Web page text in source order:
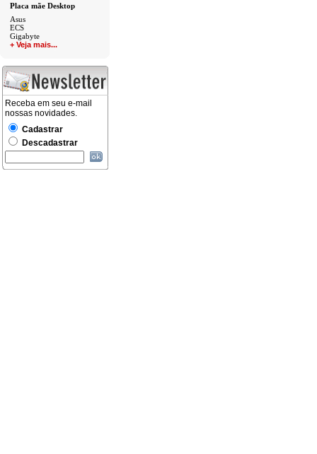
Placa mãe Desktop
Asus
ECS
Gigabyte
+ Veja mais...